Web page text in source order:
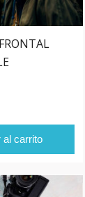
al carrito